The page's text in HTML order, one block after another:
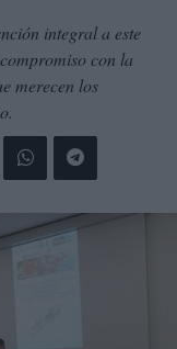
integral a este
con la
merecen los